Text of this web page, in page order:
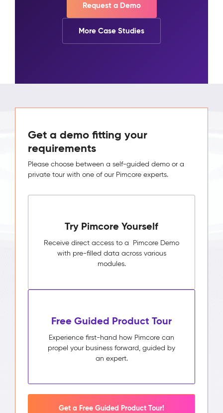
Request a Demo
More Case Studies
Get a demo fitting your
requirements
Please choose between a self-guided demo or a
private tour with one of our Pimcore experts.
Try Pimcore Yourself
Receive direct access to a Pimcore Demo
with pre-filled data across various
modules.
Free Guided Product Tour
Experience first-hand how Pimcore can
propel your business forward, guided by
an expert.
Get a Free Guided Product Tour!